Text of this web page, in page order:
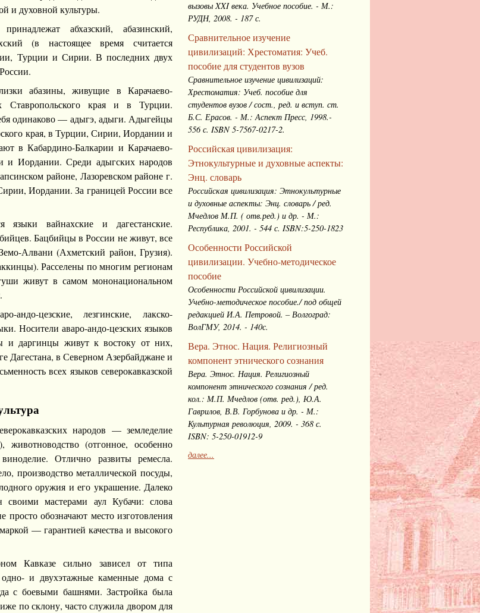
и духовной культуры.
абхазский, абазинский,
(в настоящее время считается
Турции и Сирии. В последних двух
абазины, живущие в Карачаево-
Ставропольского края и в Турции.
одинаково — адыгэ, адыги. Адыгейцы
края, в Турции, Сирии, Иордании и
в Кабардино-Балкарии и Карачаево-
Иордании. Среди адыгских народов
районе, Лазоревском районе г.
Иордании. За границей России все
языки вайнахские и дагестанские.
Бацбийцы в России не живут, все
Алвани (Ахметский район, Грузия).
Расселены по многим регионам
живут в самом мононациональном
андо-цезские, лезгинские, лакско-
Носители аваро-андо-цезских языков
и даргинцы живут к востоку от них,
Дагестана, в Северном Азербайджане и
всех языков северокавказской
народов — земледелие
животноводство (отгонное, особенно
Отлично развиты ремесла.
производство металлической посуды,
оружия и его украшение. Далеко
своими мастерами аул Кубачи: слова
просто обозначают место изготовления
— гарантией качества и высокого
Кавказе сильно зависел от типа
и двухэтажные каменные дома с
с боевыми башнями. Застройка была
по склону, часто служила двором для
вызовы XXI века. Учебное пособие. - М.:
РУДН, 2008. - 187 с.
Сравнительное изучение
цивилизаций: Хрестоматия: Учеб.
пособие для студентов вузов
Сравнительное изучение цивилизаций:
Хрестоматия: Учеб. пособие для
студентов вузов / сост., ред. и вступ. ст.
Б.С. Ерасов. - М.: Аспект Пресс, 1998.-
556 с. ISBN 5-7567-0217-2.
Российская цивилизация:
Этнокультурные и духовные аспекты:
Энц. словарь
Российская цивилизация: Этнокультурные
и духовные аспекты: Энц. словарь / ред.
Мчедлов М.П. ( отв.ред.) и др. - М.:
Республика, 2001. - 544 с. ISBN:5-250-1823
Особенности Российской
цивилизации. Учебно-методическое
пособие
Особенности Российской цивилизации.
Учебно-методическое пособие./ под общей
редакцией И.А. Петровой. – Волгоград:
ВолГМУ, 2014. - 140с.
Вера. Этнос. Нация. Религиозный
компонент этнического сознания
Вера. Этнос. Нация. Религиозный
компонент этнического сознания / ред.
кол.: М.П. Мчедлов (отв. ред.), Ю.А.
Гаврилов, В.В. Горбунова и др. - М.:
Культурная революция, 2009. - 368 с.
ISBN: 5-250-01912-9
далее...